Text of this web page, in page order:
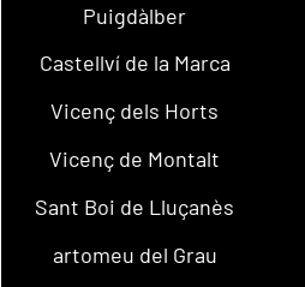
Puigdàlber
Castellví de la Marca
Vicenç dels Horts
Vicenç de Montalt
Sant Boi de Lluçanès
artomeu del Grau